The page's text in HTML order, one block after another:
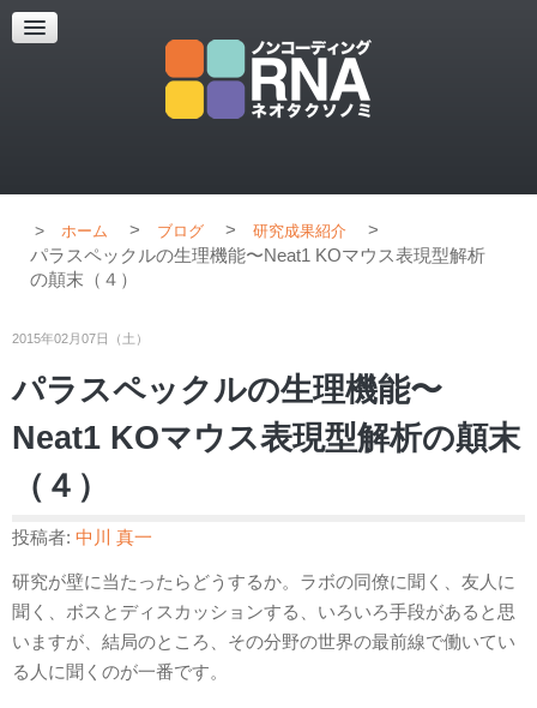
超解像顕微鏡
超解像顕微鏡の紹介
ホーム > ブログ > 研究成果紹介
>
パラスペックルの生理機能〜Neat1 KOマウス表現型解析
の顛末（４）
2015年02月07日（土）
パラスペックルの生理機能〜
Neat1 KOマウス表現型解析の顛末
（４）
投稿者: 中川 真一
研究が壁に当たったらどうするか。ラボの同僚に聞く、友人に
聞く、ボスとディスカッションする、いろいろ手段があると思
いますが、結局のところ、その分野の世界の最前線で働いてい
る人に聞くのが一番です。